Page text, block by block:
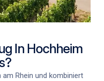
In Hochheim
Rhein und kombiniert